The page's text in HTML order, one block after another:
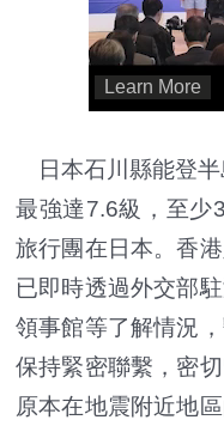
日本石川縣能登
最強達7.6級，至少
旅行團在日本。香
已即時透過外交部
領事館等了解情況
保持緊密聯繫，密
原本在地震附近地